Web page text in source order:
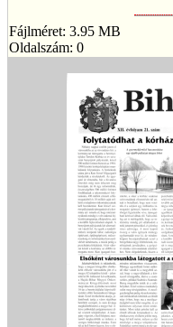
Fájlméret: 3.95 MB
Oldalszám: 0